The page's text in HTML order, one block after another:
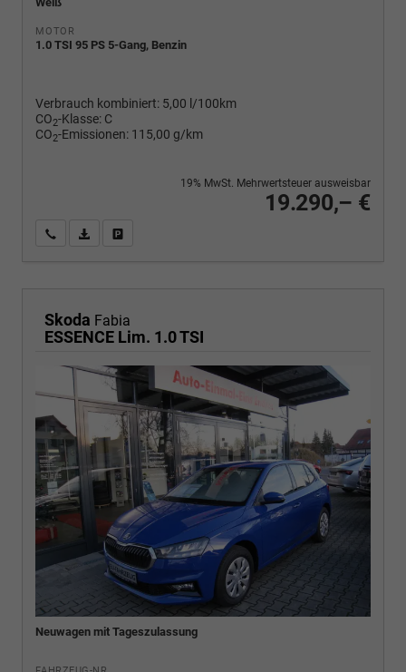
MOTOR
1.0 TSI 95 PS 5-Gang, Benzin
Verbrauch kombiniert: 5,00 l/100km
CO2-Klasse: C
CO2-Emissionen: 115,00 g/km
19.290,– €
19% MwSt. Mehrwertsteuer ausweisbar
Wir rufen Sie anPDF-Fahrzeugexposé drucken
Skoda Fabia
ESSENCE Lim. 1.0 TSI
Neuwagen mit Tageszulassung